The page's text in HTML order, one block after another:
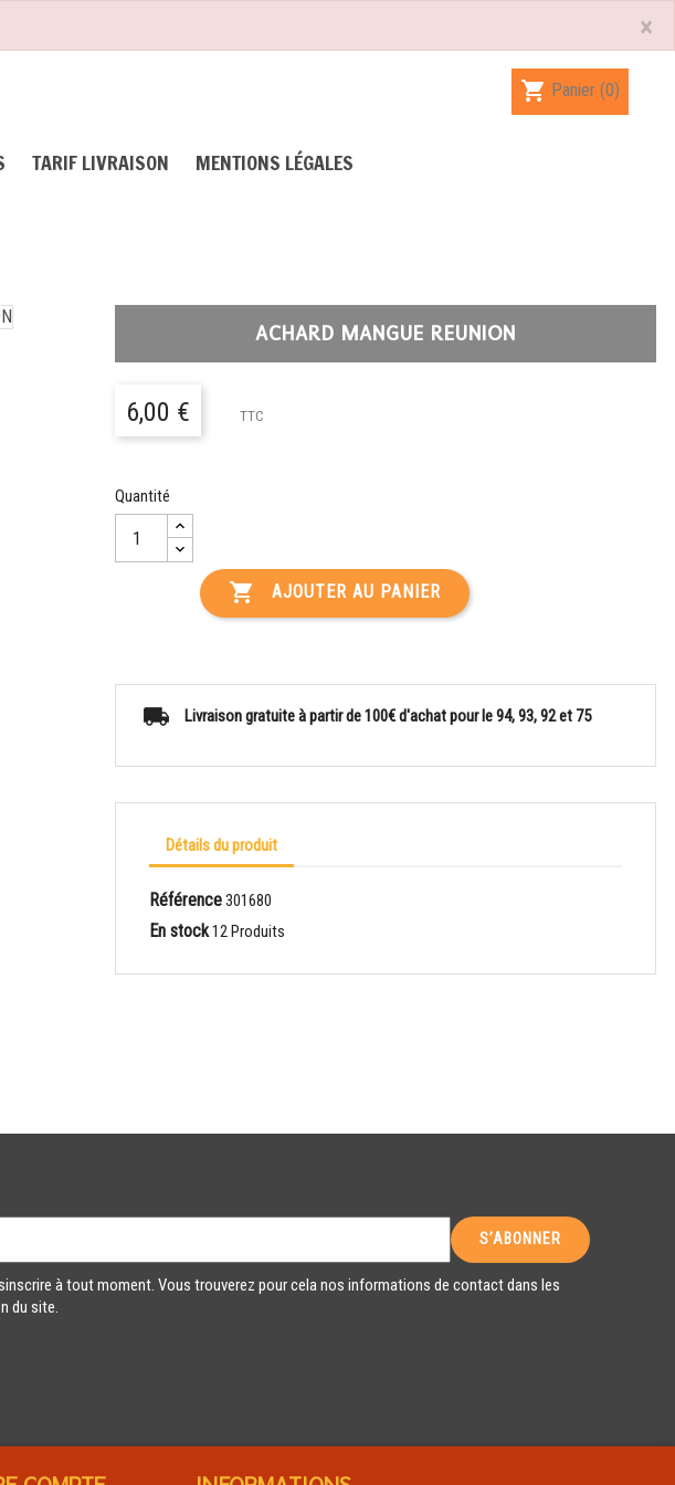
×
shopping_cart Panier (0)
TARIF LIVRAISON MENTIONS LÉGALES
ACHARD MANGUE REUNION
6,00 € TTC
Quantité
 AJOUTER AU PANIER
Livraison gratuite à partir de 100€ d'achat pour le 94, 93, 92 et 75
Détails du produit
Référence301680
En stock12 Produits
à tout moment. Vous trouverez pour cela nos informations de contact dans les
du site.